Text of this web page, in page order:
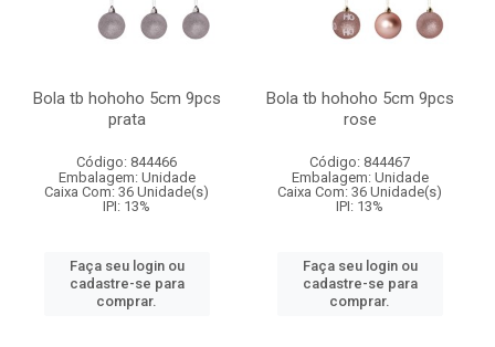
Bola tb hohoho 5cm 9pcs
prata
Código: 844466
Embalagem: Unidade
Caixa Com: 36 Unidade(s)
IPI: 13%
Faça seu login ou
cadastre-se para
comprar.
Bola tb hohoho 5cm 9pcs
rose
Código: 844467
Embalagem: Unidade
Caixa Com: 36 Unidade(s)
IPI: 13%
Faça seu login ou
cadastre-se para
comprar.